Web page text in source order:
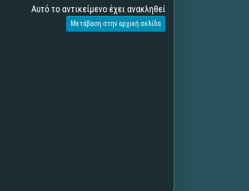
Αυτό το αντικείμενο έχει ανακληθεί
Μετάβαση στην αρχική σελίδα